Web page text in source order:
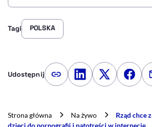
Tagi POLSKA
Udostępnij Kopiuj link artykułu
Udostępnij na
Udostępnij
Strona główna Na żywo
Rząd chce